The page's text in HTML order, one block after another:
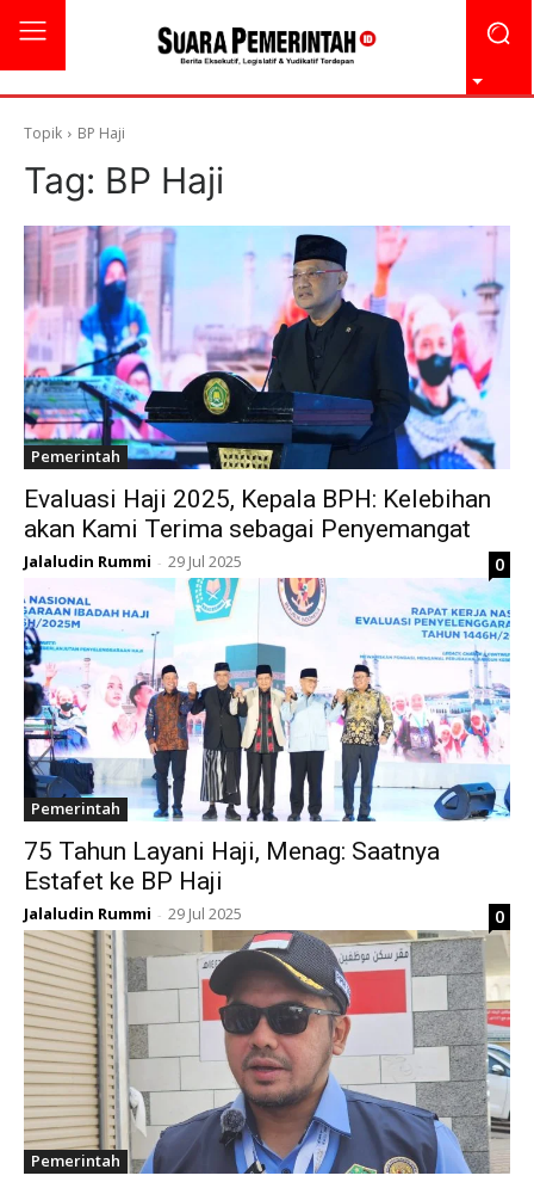
Topik BP Haji
Tag: BP Haji
Pemerintah
Evaluasi Haji 2025, Kepala BPH: Kelebihan
akan Kami Terima sebagai Penyemangat
Jalaludin Rummi - 29 Jul 2025 0
Pemerintah
75 Tahun Layani Haji, Menag: Saatnya
Estafet ke BP Haji
Jalaludin Rummi - 29 Jul 2025 0
Pemerintah